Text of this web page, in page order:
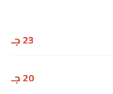
23 جـ
20 جـ